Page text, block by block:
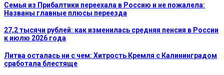
Семья из Прибалтики переехала в Россию и не пожалела:
Названы главные плюсы переезда
27,2 тысячи рублей: как изменилась средняя пенсия в России
к июлю 2026 года
Литва осталась ни с чем: Хитрость Кремля с Калининградом
сработала блестяще